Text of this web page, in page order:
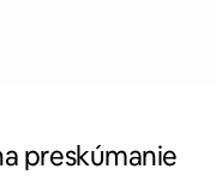
preskúmanie